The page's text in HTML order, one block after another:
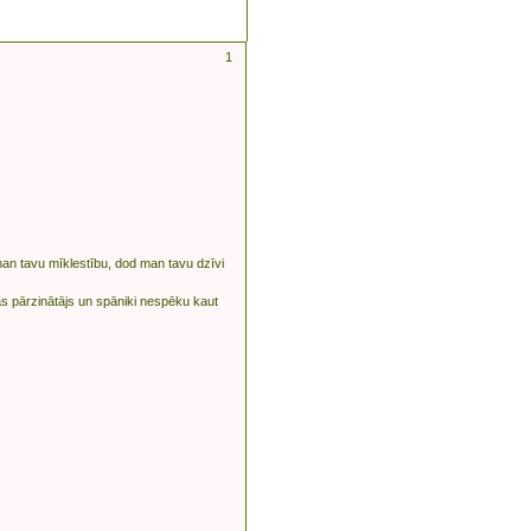
1
tavu mīklestību, dod man tavu dzīvi
pārzinātājs un spāniki nespēku kaut